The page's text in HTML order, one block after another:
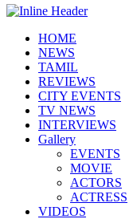
HOME
NEWS
TAMIL
REVIEWS
CITY EVENTS
TV NEWS
INTERVIEWS
Gallery
EVENTS
MOVIE
ACTORS
ACTRESS
VIDEOS